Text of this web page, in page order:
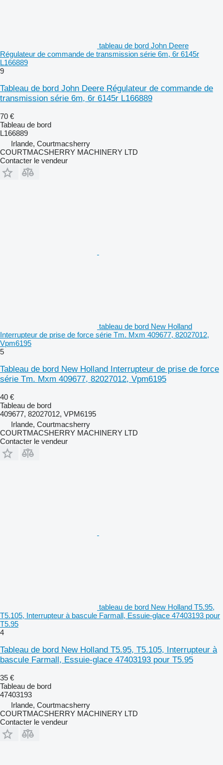
tableau de bord John Deere
Régulateur de commande de transmission série 6m, 6r 6145r
L166889
9
Tableau de bord John Deere Régulateur de commande de
transmission série 6m, 6r 6145r L166889
70 €
Tableau de bord
L166889
Irlande, Courtmacsherry
COURTMACSHERRY MACHINERY LTD
Contacter le vendeur
tableau de bord New Holland
Interrupteur de prise de force série Tm. Mxm 409677, 82027012,
Vpm6195
5
Tableau de bord New Holland Interrupteur de prise de force
série Tm. Mxm 409677, 82027012, Vpm6195
40 €
Tableau de bord
409677, 82027012, VPM6195
Irlande, Courtmacsherry
COURTMACSHERRY MACHINERY LTD
Contacter le vendeur
tableau de bord New Holland T5.95,
T5.105, Interrupteur à bascule Farmall, Essuie-glace 47403193 pour
T5.95
4
Tableau de bord New Holland T5.95, T5.105, Interrupteur à
bascule Farmall, Essuie-glace 47403193 pour T5.95
35 €
Tableau de bord
47403193
Irlande, Courtmacsherry
COURTMACSHERRY MACHINERY LTD
Contacter le vendeur